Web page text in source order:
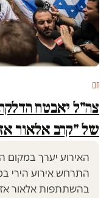
חם
צה"ל יאבטח
של "קרב אלאור
האירוע יערך במקום
התרחש אירוע הירי
בהשתתפות אלאור